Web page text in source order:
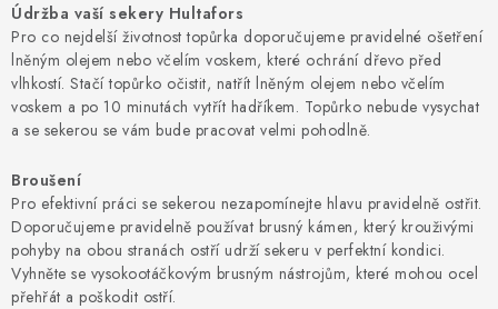
Údržba vaší sekery Hultafors
Pro co nejdelší životnost topůrka doporučujeme pravidelné ošetření
lněným olejem nebo včelím voskem, které ochrání dřevo před
vlhkostí. Stačí topůrko očistit, natřít lněným olejem nebo včelím
voskem a po 10 minutách vytřít hadříkem. Topůrko nebude vysychat
a se sekerou se vám bude pracovat velmi pohodlně.
Broušení
Pro efektivní práci se sekerou nezapomínejte hlavu pravidelně ostřit.
Doporučujeme pravidelně používat brusný kámen, který krouživými
pohyby na obou stranách ostří udrží sekeru v perfektní kondici.
Vyhněte se vysokootáčkovým brusným nástrojům, které mohou ocel
přehřát a poškodit ostří.